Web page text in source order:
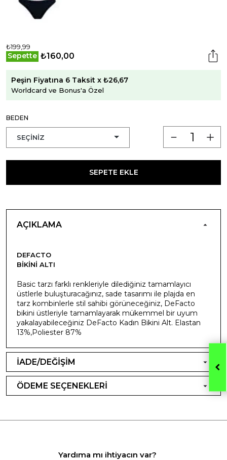
₺199,99
Sepette ₺160,00
Peşin Fiyatına 6 Taksit x ₺26,67
Worldcard ve Bonus'a Özel
BEDEN
SEPETE EKLE
AÇIKLAMA
DEFACTO
BIKINI ALTI
Basic tarzı farklı renkleriyle dilediğiniz tamamlayıcı
üstlerle buluşturacağınız, sade tasarımı ile plajda en
tarz kombinlerle stil sahibi görüneceğiniz, DeFacto
bikini üstleriyle tamamlayarak mükemmel bir uyum
yakalayabileceğiniz DeFacto Kadın Bikini Alt. Elastan
13%,Poliester 87%
İADE/DEĞİŞİM
ÖDEME SEÇENEKLERİ
Yardıma mı ihtiyacın var?